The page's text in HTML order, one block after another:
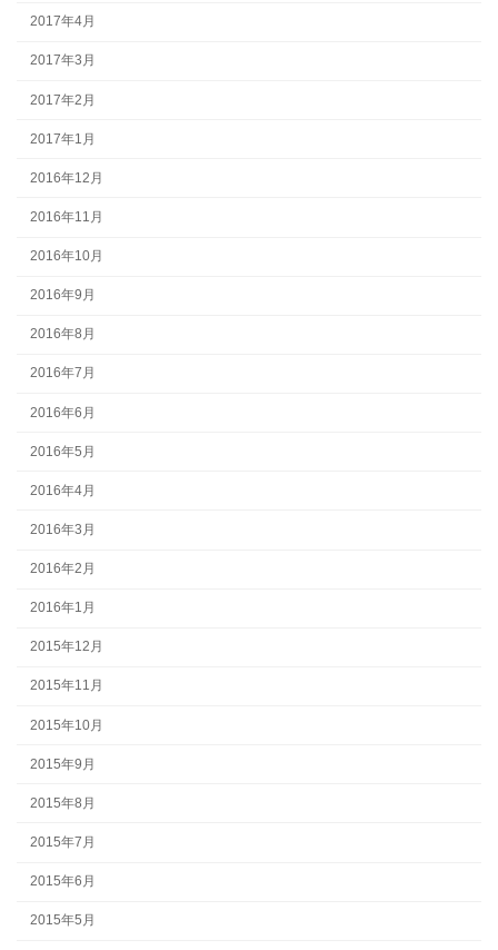
2017年4月
2017年3月
2017年2月
2017年1月
2016年12月
2016年11月
2016年10月
2016年9月
2016年8月
2016年7月
2016年6月
2016年5月
2016年4月
2016年3月
2016年2月
2016年1月
2015年12月
2015年11月
2015年10月
2015年9月
2015年8月
2015年7月
2015年6月
2015年5月